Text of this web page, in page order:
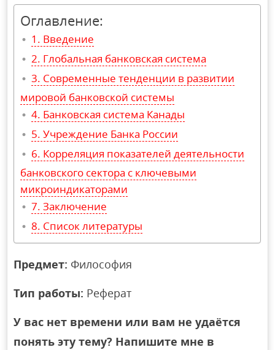
Оглавление:
Введение
Глобальная банковская система
Современные тенденции в развитии
мировой банковской системы
Банковская система Канады
Учреждение Банка России
Корреляция показателей деятельности
банковского сектора с ключевыми
микроиндикаторами
Заключение
Список литературы
Предмет: Философия
Тип работы: Реферат
У вас нет времени или вам не удаётся
понять эту тему? Напишите мне в